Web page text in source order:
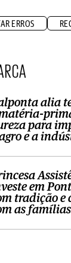
ERROS
alia
para
e a
em
tradição e
as famílias